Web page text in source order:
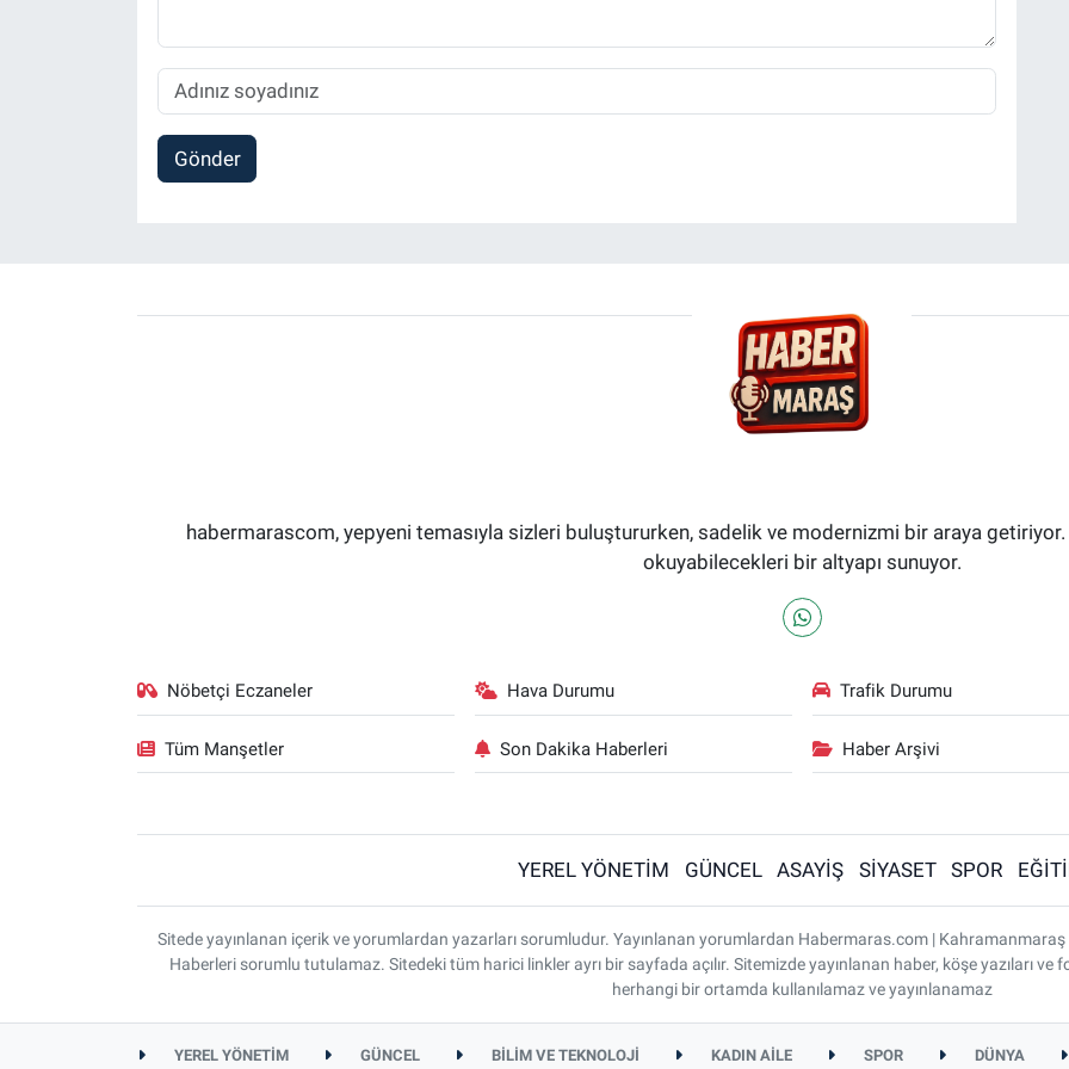
Gönder
habermarascom, yepyeni temasıyla sizleri buluştururken, sadelik ve modernizmi bir araya
okuyabilecekleri bir altyapı sunuyor.
Nöbetçi Eczaneler Hava Durumu Trafik Durumu
Tüm Manşetler Son Dakika Haberleri Haber Arşivi
YEREL YÖNETİM GÜNCEL ASAYİŞ SİYASET SPOR
Sitede yayınlanan içerik ve yorumlardan yazarları sorumludur. Yayınlanan yorumlardan Habermaras.com |
Haberleri sorumlu tutulamaz. Sitedeki tüm harici linkler ayrı bir sayfada açılır. Sitemizde yayınlanan haber, köşe yazıları ve
herhangi bir ortamda kullanılamaz ve yayınlanamaz
YEREL YÖNETİM GÜNCEL BİLİM VE TEKNOLOJİ KADIN AİLE SPOR DÜNYA